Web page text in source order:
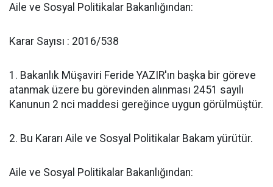
Aile ve Sosyal Politikalar Bakanlığından:
Karar Sayısı : 2016/538
1. Bakanlık Müşaviri Feride YAZIR'ın başka bir göreve
atanmak üzere bu görevinden alınması 2451 sayılı
Kanunun 2 nci maddesi gereğince uygun görülmüştür.
2. Bu Kararı Aile ve Sosyal Politikalar Bakam yürütür.
Aile ve Sosyal Politikalar Bakanlığından: